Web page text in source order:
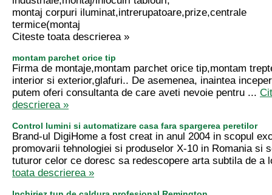
montaj corpuri iluminat,intrerupatoare,prize,centrale
termice(montaj
Citeste toata descrierea »
montam parchet orice tip
Firma de montaje,montam parchet orice tip,montam
interior si exterior,glafuri.. De asemenea, inaintea
putem oferi consultanta de care aveti nevoie pentru ...
descrierea »
Control lumini si automatizare casa fara spargerea peretilor
Brand-ul DigiHome a fost creat in anul 2004 in scopul
promovarii tehnologiei si produselor X-10 in Romania si
tuturor celor ce doresc sa redescopere arta subtila de a
toata descrierea »